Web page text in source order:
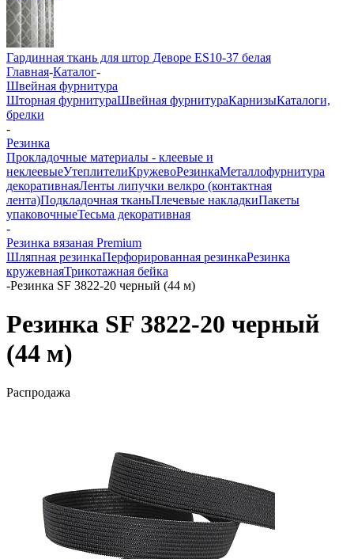
Гардинная ткань для штор Деворе ES10-37 белая
Главная-Каталог-
Швейная фурнитура
Шторная фурнитураШвейная фурнитураКарнизыКаталоги,
брелки
-
Резинка
Прокладочные материалы - клеевые и
неклеевыеУтеплителиКружевоРезинкаМеталлофурнитура
декоративнаяЛенты липучки велкро (контактная
лента)Подкладочная тканьПлечевые накладкиПакеты
упаковочныеТесьма декоративная
-
Резинка вязаная Premium
Шляпная резинкаПерфорированная резинкаРезинка
кружевнаяТрикотажная бейка
-Резинка SF 3822-20 черный (44 м)
Резинка SF 3822-20 черный
(44 м)
Распродажа